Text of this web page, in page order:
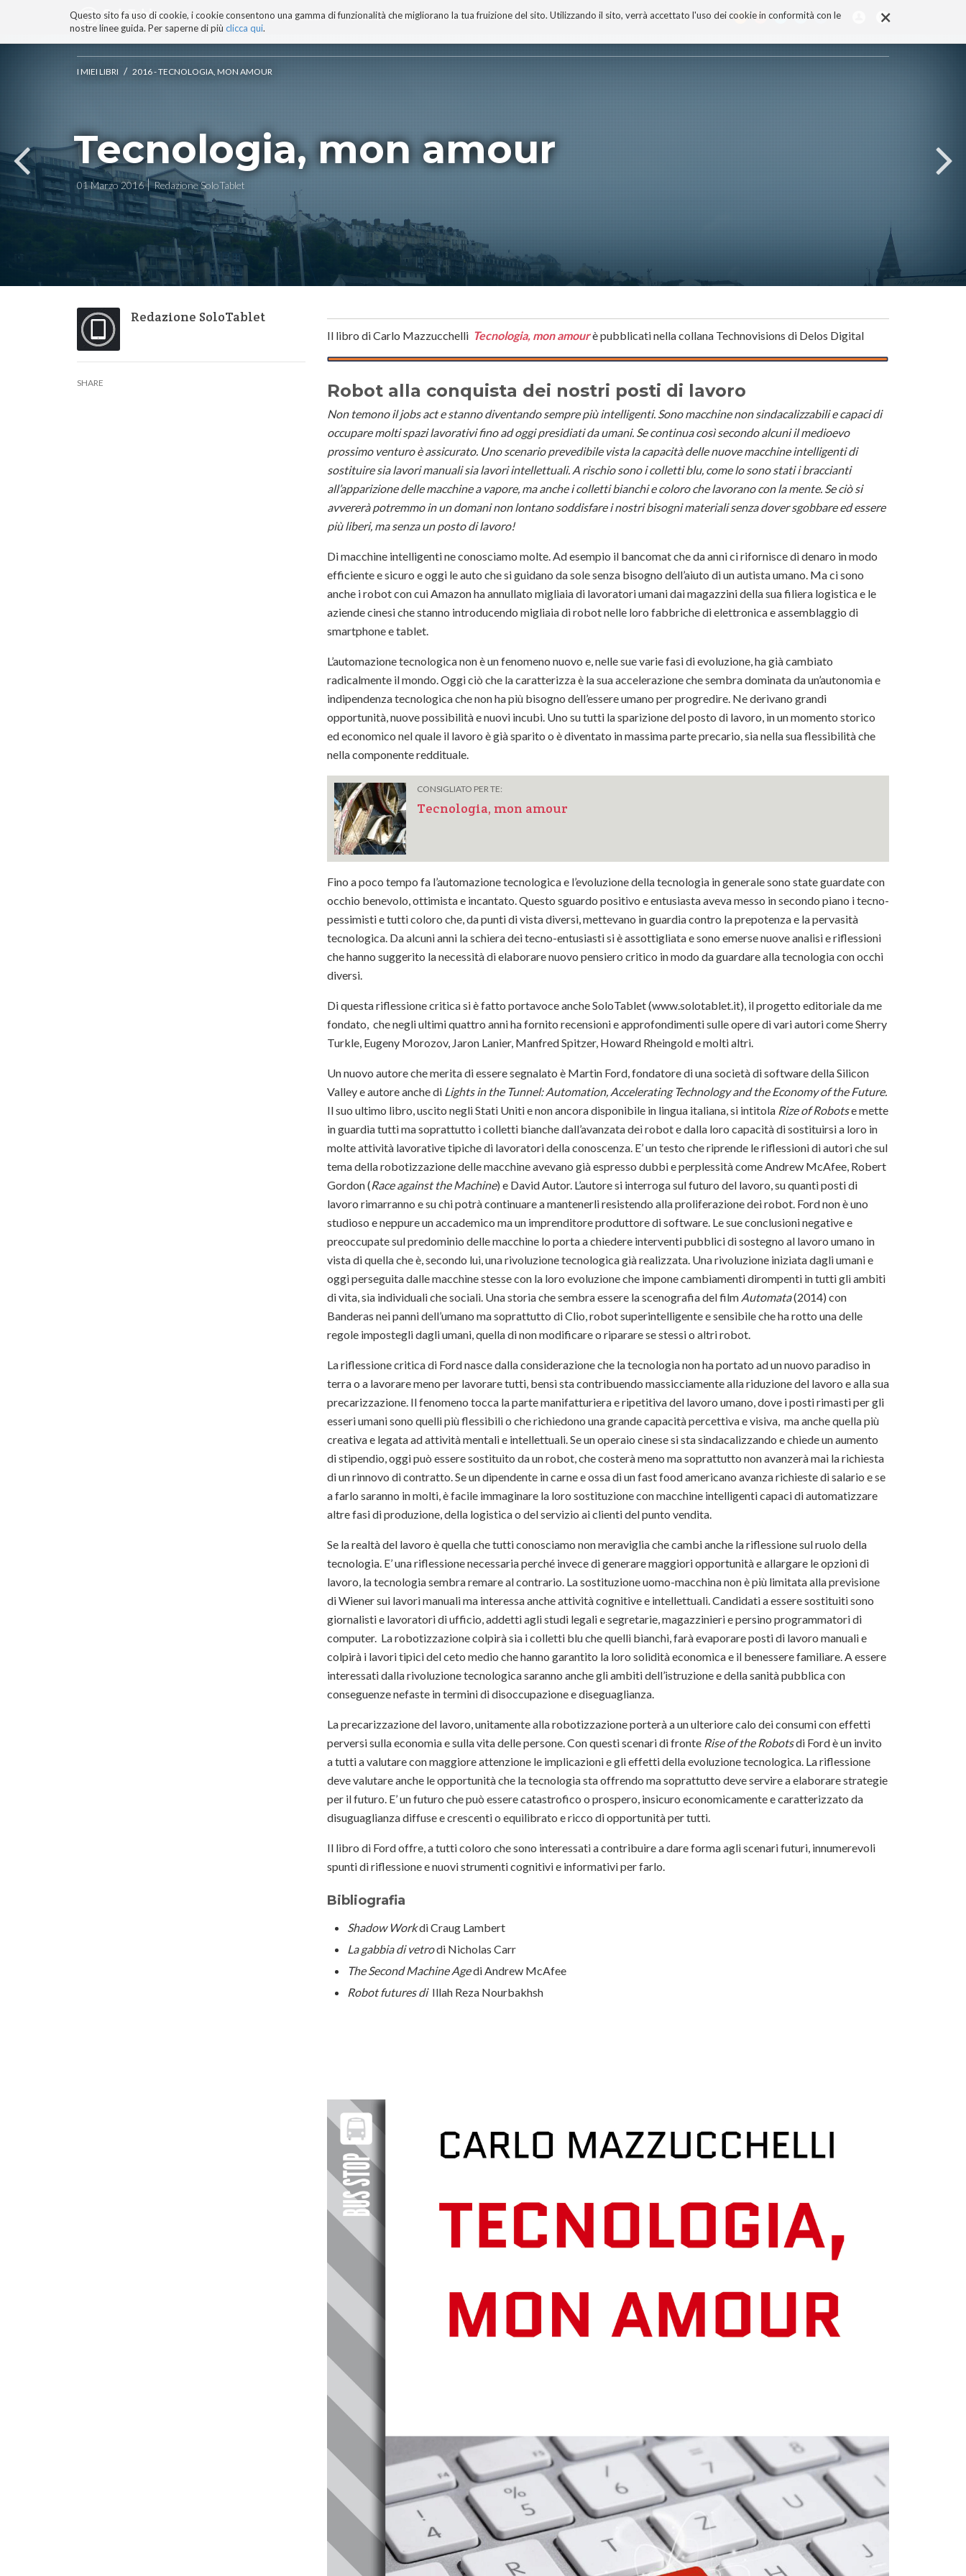
×
Questo sito fa uso di cookie, i cookie consentono una gamma di funzionalità che migliorano la tua fruizione del sito. Utilizzando il sito, verrà accettato l'uso dei cookie in conformità con le
nostre linee guida. Per saperne di più clicca qui.
BLOG TECNOCONSAPEVOLEZZA TECNOBIBLIOGRAFIA I MIEI LIBRI PROGETTO
ai
contenuti.
|
Salta
alla
navigazione
I MIEI LIBRI / 2016 - TECNOLOGIA, MON AMOUR
Tecnologia, mon amour
01 Marzo 2016 Redazione SoloTablet
Redazione SoloTablet
SHARE
Il libro di Carlo Mazzucchelli Tecnologia, mon amourè pubblicati nella collana Technovisions di Delos Digital
Robot alla conquista dei nostri posti di lavoro
Non temono il jobs act e stanno diventando sempre più intelligenti. Sono macchine non sindacalizzabili e capaci di
occupare molti spazi lavorativi fino ad oggi presidiati da umani. Se continua così secondo alcuni il medioevo
prossimo venturo è assicurato. Uno scenario prevedibile vista la capacità delle nuove macchine intelligenti di
sostituire sia lavori manuali sia lavori intellettuali. A rischio sono i colletti blu, come lo sono stati i braccianti
all’apparizione delle macchine a vapore, ma anche i colletti bianchi e coloro che lavorano con la mente. Se ciò si
avvererà potremmo in un domani non lontano soddisfare i nostri bisogni materiali senza dover sgobbare ed essere
più liberi, ma senza un posto di lavoro!
Di macchine intelligenti ne conosciamo molte. Ad esempio il bancomat che da anni ci rifornisce di denaro in modo
efficiente e sicuro e oggi le auto che si guidano da sole senza bisogno dell’aiuto di un autista umano. Ma ci sono
anche i robot con cui Amazon ha annullato migliaia di lavoratori umani dai magazzini della sua filiera logistica e le
aziende cinesi che stanno introducendo migliaia di robot nelle loro fabbriche di elettronica e assemblaggio di
smartphone e tablet.
L’automazione tecnologica non è un fenomeno nuovo e, nelle sue varie fasi di evoluzione, ha già cambiato
radicalmente il mondo. Oggi ciò che la caratterizza è la sua accelerazione che sembra dominata da un’autonomia e
indipendenza tecnologica che non ha più bisogno dell’essere umano per progredire. Ne derivano grandi
opportunità, nuove possibilità e nuovi incubi. Uno su tutti la sparizione del posto di lavoro, in un momento storico
ed economico nel quale il lavoro è già sparito o è diventato in massima parte precario, sia nella sua flessibilità che
nella componente reddituale.
CONSIGLIATO PER TE:
Tecnologia, mon amour
Fino a poco tempo fa l’automazione tecnologica e l’evoluzione della tecnologia in generale sono state guardate con
occhio benevolo, ottimista e incantato. Questo sguardo positivo e entusiasta aveva messo in secondo piano i tecno-
pessimisti e tutti coloro che, da punti di vista diversi, mettevano in guardia contro la prepotenza e la pervasità
tecnologica. Da alcuni anni la schiera dei tecno-entusiasti si è assottigliata e sono emerse nuove analisi e riflessioni
che hanno suggerito la necessità di elaborare nuovo pensiero critico in modo da guardare alla tecnologia con occhi
diversi.
Di questa riflessione critica si è fatto portavoce anche SoloTablet (www.solotablet.it), il progetto editoriale da me
fondato, che negli ultimi quattro anni ha fornito recensioni e approfondimenti sulle opere di vari autori come Sherry
Turkle, Eugeny Morozov, Jaron Lanier, Manfred Spitzer, Howard Rheingold e molti altri.
Un nuovo autore che merita di essere segnalato è Martin Ford, fondatore di una società di software della Silicon
Valley e autore anche di Lights in the Tunnel: Automation, Accelerating Technology and the Economy of the Future.
Il suo ultimo libro, uscito negli Stati Uniti e non ancora disponibile in lingua italiana, si intitola Rize of Robotse mette
in guardia tutti ma soprattutto i colletti bianche dall’avanzata dei robot e dalla loro capacità di sostituirsi a loro in
molte attività lavorative tipiche di lavoratori della conoscenza. E’ un testo che riprende le riflessioni di autori che sul
tema della robotizzazione delle macchine avevano già espresso dubbi e perplessità come Andrew McAfee, Robert
Gordon (Race against the Machine) e David Autor. L’autore si interroga sul futuro del lavoro, su quanti posti di
lavoro rimarranno e su chi potrà continuare a mantenerli resistendo alla proliferazione dei robot. Ford non è uno
studioso e neppure un accademico ma un imprenditore produttore di software. Le sue conclusioni negative e
preoccupate sul predominio delle macchine lo porta a chiedere interventi pubblici di sostegno al lavoro umano in
vista di quella che è, secondo lui, una rivoluzione tecnologica già realizzata. Una rivoluzione iniziata dagli umani e
oggi perseguita dalle macchine stesse con la loro evoluzione che impone cambiamenti dirompenti in tutti gli ambiti
di vita, sia individuali che sociali. Una storia che sembra essere la scenografia del film Automata(2014) con
Banderas nei panni dell’umano ma soprattutto di Clio, robot superintelligente e sensibile che ha rotto una delle
regole impostegli dagli umani, quella di non modificare o riparare se stessi o altri robot.
La riflessione critica di Ford nasce dalla considerazione che la tecnologia non ha portato ad un nuovo paradiso in
terra o a lavorare meno per lavorare tutti, bensì sta contribuendo massicciamente alla riduzione del lavoro e alla sua
precarizzazione. Il fenomeno tocca la parte manifatturiera e ripetitiva del lavoro umano, dove i posti rimasti per gli
esseri umani sono quelli più flessibili o che richiedono una grande capacità percettiva e visiva, ma anche quella più
creativa e legata ad attività mentali e intellettuali. Se un operaio cinese si sta sindacalizzando e chiede un aumento
di stipendio, oggi può essere sostituito da un robot, che costerà meno ma soprattutto non avanzerà mai la richiesta
di un rinnovo di contratto. Se un dipendente in carne e ossa di un fast food americano avanza richieste di salario e se
a farlo saranno in molti, è facile immaginare la loro sostituzione con macchine intelligenti capaci di automatizzare
altre fasi di produzione, della logistica o del servizio ai clienti del punto vendita.
Se la realtà del lavoro è quella che tutti conosciamo non meraviglia che cambi anche la riflessione sul ruolo della
tecnologia. E’ una riflessione necessaria perché invece di generare maggiori opportunità e allargare le opzioni di
lavoro, la tecnologia sembra remare al contrario. La sostituzione uomo-macchina non è più limitata alla previsione
di Wiener sui lavori manuali ma interessa anche attività cognitive e intellettuali. Candidati a essere sostituiti sono
giornalisti e lavoratori di ufficio, addetti agli studi legali e segretarie, magazzinieri e persino programmatori di
computer. La robotizzazione colpirà sia i colletti blu che quelli bianchi, farà evaporare posti di lavoro manuali e
colpirà i lavori tipici del ceto medio che hanno garantito la loro solidità economica e il benessere familiare. A essere
interessati dalla rivoluzione tecnologica saranno anche gli ambiti dell’istruzione e della sanità pubblica con
conseguenze nefaste in termini di disoccupazione e diseguaglianza.
La precarizzazione del lavoro, unitamente alla robotizzazione porterà a un ulteriore calo dei consumi con effetti
perversi sulla economia e sulla vita delle persone. Con questi scenari di fronte Rise of the Robotsdi Ford è un invito
a tutti a valutare con maggiore attenzione le implicazioni e gli effetti della evoluzione tecnologica. La riflessione
deve valutare anche le opportunità che la tecnologia sta offrendo ma soprattutto deve servire a elaborare strategie
per il futuro. E’ un futuro che può essere catastrofico o prospero, insicuro economicamente e caratterizzato da
disuguaglianza diffuse e crescenti o equilibrato e ricco di opportunità per tutti.
Il libro di Ford offre, a tutti coloro che sono interessati a contribuire a dare forma agli scenari futuri, innumerevoli
spunti di riflessione e nuovi strumenti cognitivi e informativi per farlo.
Bibliografia
Shadow Workdi Craug Lambert
La gabbia di vetrodi Nicholas Carr
The Second Machine Agedi Andrew McAfee
Robot futures di Illah Reza Nourbakhsh